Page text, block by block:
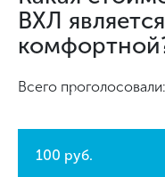
ВХЛ
Всего
100 руб.